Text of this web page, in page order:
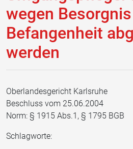
wegen
Befangenheit
werden
Oberlandesgericht Karlsruhe
Beschluss vom 25.06.2004
Norm: § 1915 Abs.1, § 1795 BGB
Schlagworte: